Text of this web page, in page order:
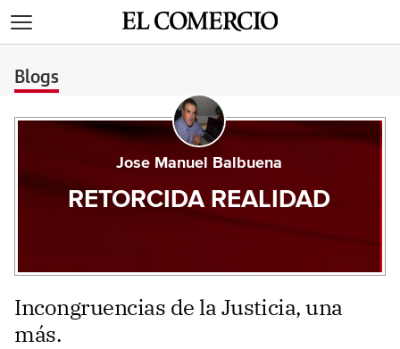
Blogs
Jose Manuel Balbuena
RETORCIDA REALIDAD
Incongruencias de la Justicia, una
más.